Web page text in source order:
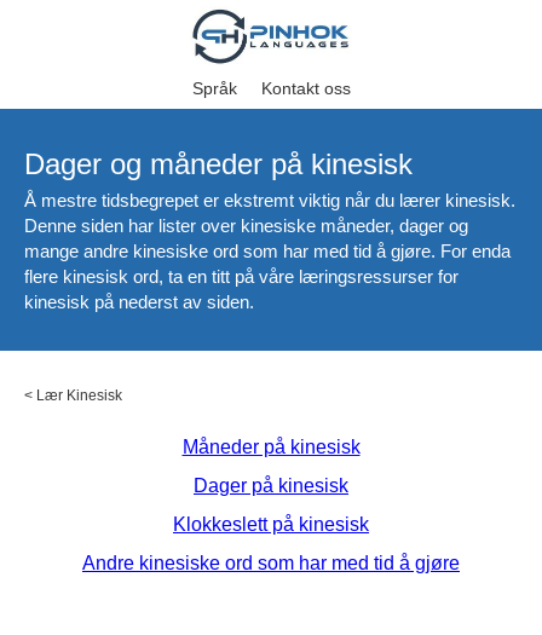
Språk Kontakt oss
Dager og måneder på kinesisk
Å mestre tidsbegrepet er ekstremt viktig når du lærer kinesisk.
Denne siden har lister over kinesiske måneder, dager og
mange andre kinesiske ord som har med tid å gjøre. For enda
flere kinesisk ord, ta en titt på våre læringsressurser for
kinesisk på nederst av siden.
< Lær Kinesisk
Måneder på kinesisk
Dager på kinesisk
Klokkeslett på kinesisk
Andre kinesiske ord som har med tid å gjøre